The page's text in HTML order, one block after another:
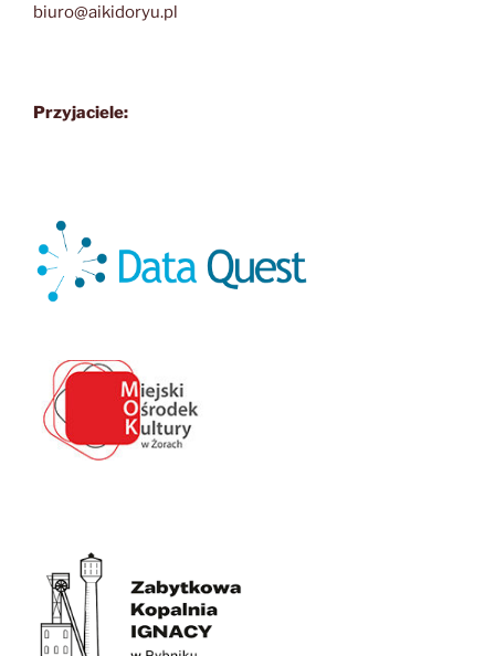
biuro@aikidoryu.pl
Przyjaciele: